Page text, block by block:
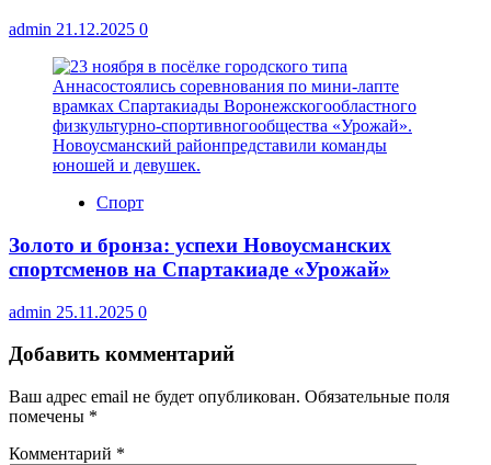
admin 21.12.2025 0
Спорт
Золото и бронза: успехи Новоусманских
спортсменов на Спартакиаде «Урожай»
admin 25.11.2025 0
Добавить комментарий
Ваш адрес email не будет опубликован. Обязательные поля
помечены *
Комментарий *